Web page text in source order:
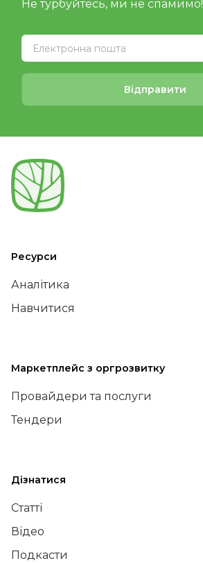
Не турбуйтесь, ми не спамимо!
Відправити
Ресурси
Аналітика
Навчитися
Маркетплейс з оргрозвитку
Провайдери та послуги
Тендери
Дізнатися
Статті
Відео
Подкасти